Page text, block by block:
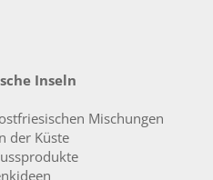
Inseln
Mischungen
der Küste